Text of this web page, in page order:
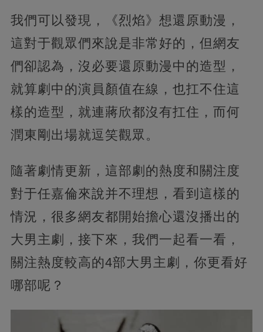
我們可以發現，《烈焰》想還原動漫，
這對于觀眾們來說是非常好的，但網友
們卻認為，沒必要還原動漫中的造型，
就算劇中的演員顏值在線，也扛不住這
樣的造型，就連蔣欣都沒有扛住，而何
潤東剛出場就逗笑觀眾。
隨著劇情更新，這部劇的熱度和關注度
對于任嘉倫來說并不理想，看到這樣的
情況，很多網友都開始擔心還沒播出的
大男主劇，接下來，我們一起看一看，
關注熱度較高的4部大男主劇，你更看好
哪部呢？